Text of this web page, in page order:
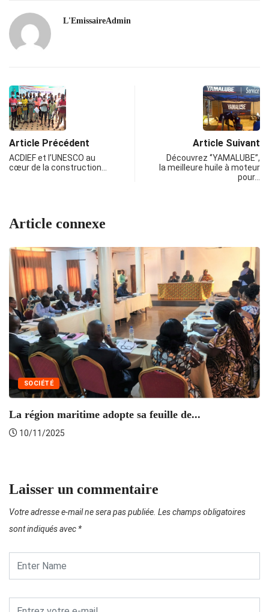
L'EmissaireAdmin
Article Précédent
ACDIEF et l’UNESCO au
cœur de la construction…
Article Suivant
Découvrez ‘’YAMALUBE’’,
la meilleure huile à moteur
pour…
Article connexe
SOCIÉTÉ
La région maritime adopte sa feuille de...
10/11/2025
Laisser un commentaire
Votre adresse e-mail ne sera pas publiée. Les champs obligatoires
sont indiqués avec *